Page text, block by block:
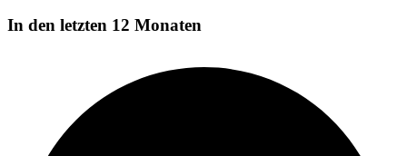
In den letzten 12 Monaten